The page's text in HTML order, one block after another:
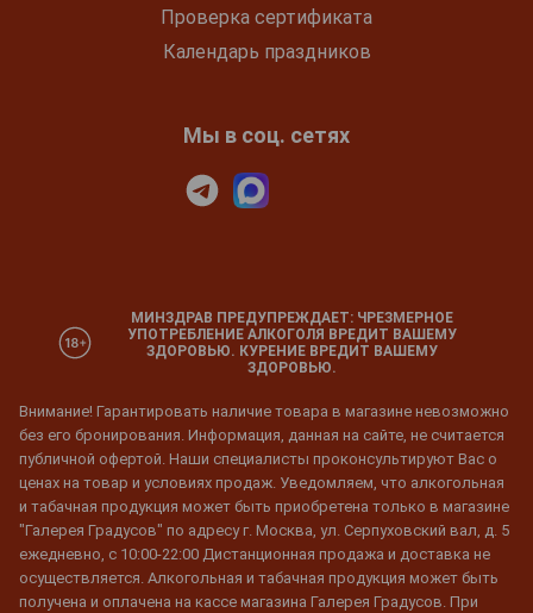
Проверка сертификата
Календарь праздников
Мы в соц. сетях
МИНЗДРАВ ПРЕДУПРЕЖДАЕТ: ЧРЕЗМЕРНОЕ
УПОТРЕБЛЕНИЕ АЛКОГОЛЯ ВРЕДИТ ВАШЕМУ
ЗДОРОВЬЮ. КУРЕНИЕ ВРЕДИТ ВАШЕМУ
ЗДОРОВЬЮ.
Внимание! Гарантировать наличие товара в магазине невозможно
без его бронирования. Информация, данная на сайте, не считается
публичной офертой. Наши специалисты проконсультируют Вас о
ценах на товар и условиях продаж. Уведомляем, что алкогольная
и табачная продукция может быть приобретена только в магазине
"Галерея Градусов" по адресу г. Москва, ул. Серпуховский вал, д. 5
ежедневно, с 10:00-22:00 Дистанционная продажа и доставка не
осуществляется. Алкогольная и табачная продукция может быть
получена и оплачена на кассе магазина Галерея Градусов. При